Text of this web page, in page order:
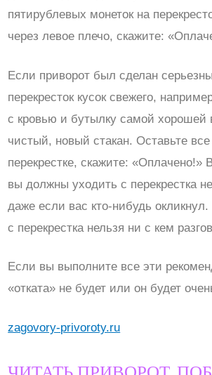
пятирублевых монеток на
через левое плечо, скажите:
Если приворот был сделан
перекресток кусок свежего,
с кровью и бутылку самой хорошей
чистый, новый стакан. Оставьте все
перекрестке, скажите: «Оплачено!»
вы должны уходить с перекрестка
даже если вас кто-нибудь
с перекрестка нельзя ни с кем
Если вы выполните все эти
«отката» не будет или он будет
zagovory-privoroty.ru